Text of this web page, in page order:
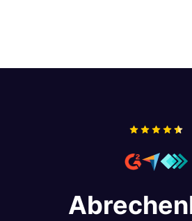
Gusto.